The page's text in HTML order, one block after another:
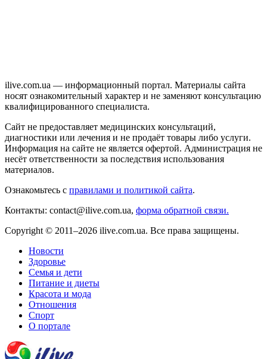
ilive.com.ua — информационный портал. Материалы сайта
носят ознакомительный характер и не заменяют консультацию
квалифицированного специалиста.
Сайт не предоставляет медицинских консультаций,
диагностики или лечения и не продаёт товары либо услуги.
Информация на сайте не является офертой. Администрация не
несёт ответственности за последствия использования
материалов.
Ознакомьтесь с правилами и политикой сайта.
Контакты: contact@ilive.com.ua, форма обратной связи.
Copyright © 2011–2026 ilive.com.ua. Все права защищены.
Новости
Здоровье
Семья и дети
Питание и диеты
Красота и мода
Отношения
Спорт
О портале